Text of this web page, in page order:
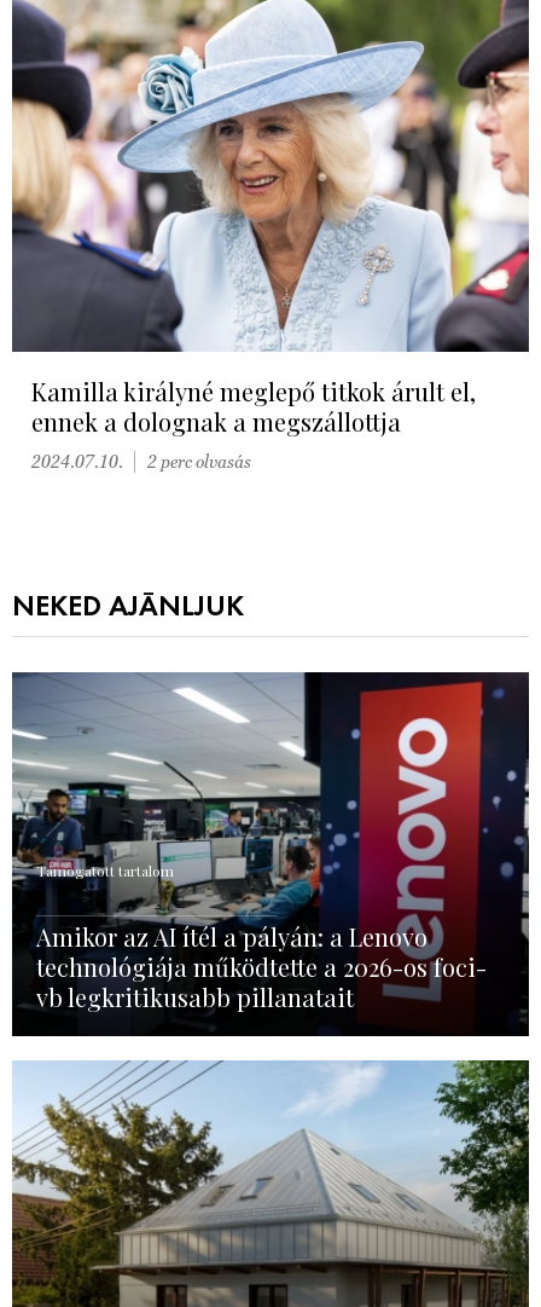
Kamilla királyné meglepő titkok árult el,
ennek a dolognak a megszállottja
2024.07.10. 2 perc olvasás
NEKED AJÁNLJUK
Támogatott tartalom
Amikor az AI ítél a pályán: a Lenovo
technológiája működtette a 2026-os foci-
vb legkritikusabb pillanatait